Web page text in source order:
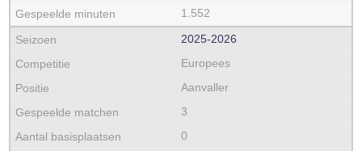
1.552
2025‑2026
Europees
Aanvaller
3
0